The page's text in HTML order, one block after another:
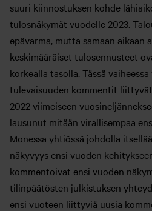
suuri kiinnostuksen kohde
tulosnäkymät vuodelle 2023.
epävarma, mutta samaan aikaan
keskimääräiset tulosennusteet
korkealla tasolla. Tässä
tulevaisuuden kommentit
2022 viimeiseen
lausunut mitään virallisempaa
Monessa yhtiössä johdolla
näkyvyys ensi vuoden
kommentoivat ensi vuoden
tilinpäätösten julkistuksen
ensi vuoteen liittyviä uusia